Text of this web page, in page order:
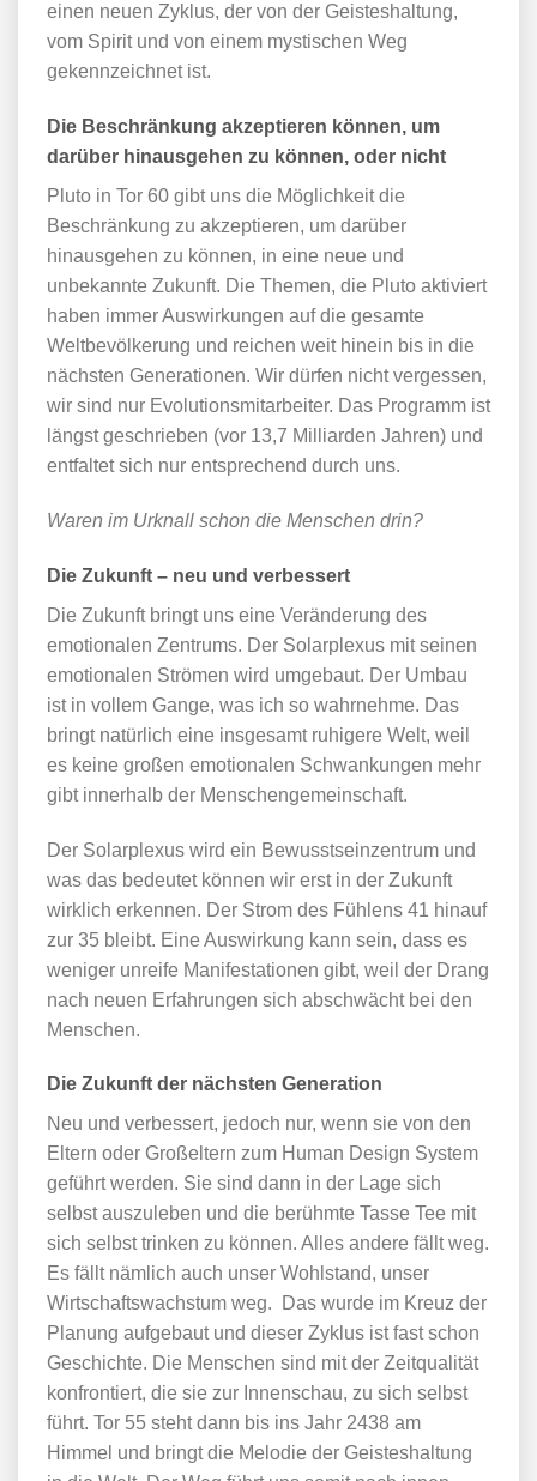
einen neuen Zyklus, der von der Geisteshaltung,
vom Spirit und von einem mystischen Weg
gekennzeichnet ist.
Die Beschränkung akzeptieren können, um
darüber hinausgehen zu können, oder nicht
Pluto in Tor 60 gibt uns die Möglichkeit die
Beschränkung zu akzeptieren, um darüber
hinausgehen zu können, in eine neue und
unbekannte Zukunft. Die Themen, die Pluto aktiviert
haben immer Auswirkungen auf die gesamte
Weltbevölkerung und reichen weit hinein bis in die
nächsten Generationen. Wir dürfen nicht vergessen,
wir sind nur Evolutionsmitarbeiter. Das Programm ist
längst geschrieben (vor 13,7 Milliarden Jahren) und
entfaltet sich nur entsprechend durch uns.
Waren im Urknall schon die Menschen drin?
Die Zukunft – neu und verbessert
Die Zukunft bringt uns eine Veränderung des
emotionalen Zentrums. Der Solarplexus mit seinen
emotionalen Strömen wird umgebaut. Der Umbau
ist in vollem Gange, was ich so wahrnehme. Das
bringt natürlich eine insgesamt ruhigere Welt, weil
es keine großen emotionalen Schwankungen mehr
gibt innerhalb der Menschengemeinschaft.
Der Solarplexus wird ein Bewusstseinzentrum und
was das bedeutet können wir erst in der Zukunft
wirklich erkennen. Der Strom des Fühlens 41 hinauf
zur 35 bleibt. Eine Auswirkung kann sein, dass es
weniger unreife Manifestationen gibt, weil der Drang
nach neuen Erfahrungen sich abschwächt bei den
Menschen.
Die Zukunft der nächsten Generation
Neu und verbessert, jedoch nur, wenn sie von den
Eltern oder Großeltern zum Human Design System
geführt werden. Sie sind dann in der Lage sich
selbst auszuleben und die berühmte Tasse Tee mit
sich selbst trinken zu können. Alles andere fällt weg.
Es fällt nämlich auch unser Wohlstand, unser
Wirtschaftswachstum weg. Das wurde im Kreuz der
Planung aufgebaut und dieser Zyklus ist fast schon
Geschichte. Die Menschen sind mit der Zeitqualität
konfrontiert, die sie zur Innenschau, zu sich selbst
führt. Tor 55 steht dann bis ins Jahr 2438 am
Himmel und bringt die Melodie der Geisteshaltung